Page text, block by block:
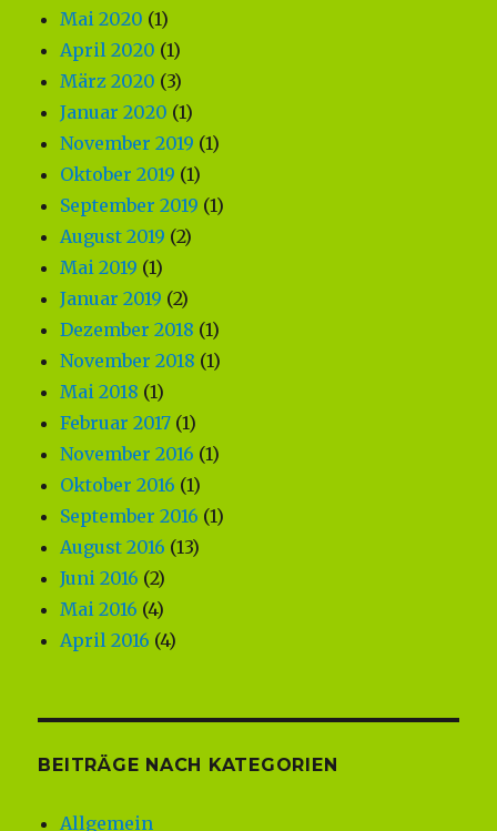
Mai 2020 (1)
April 2020 (1)
März 2020 (3)
Januar 2020 (1)
November 2019 (1)
Oktober 2019 (1)
September 2019 (1)
August 2019 (2)
Mai 2019 (1)
Januar 2019 (2)
Dezember 2018 (1)
November 2018 (1)
Mai 2018 (1)
Februar 2017 (1)
November 2016 (1)
Oktober 2016 (1)
September 2016 (1)
August 2016 (13)
Juni 2016 (2)
Mai 2016 (4)
April 2016 (4)
BEITRÄGE NACH KATEGORIEN
Allgemein